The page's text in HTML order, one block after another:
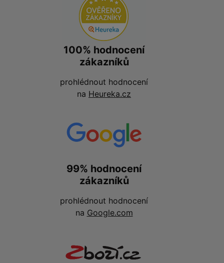
100% hodnocení
zákazníků
prohlédnout hodnocení
na Heureka.cz
99% hodnocení
zákazníků
prohlédnout hodnocení
na Google.com